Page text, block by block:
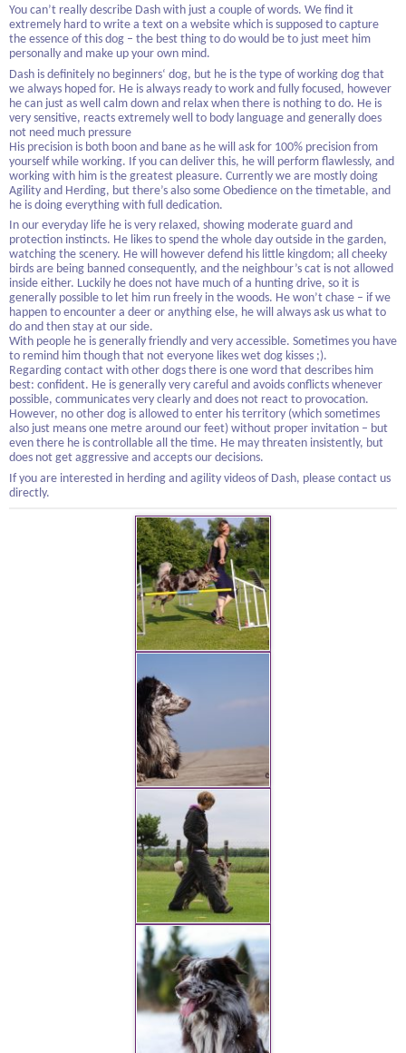
You can’t really describe Dash with just a couple of words. We find it
extremely hard to write a text on a website which is supposed to capture
the essence of this dog – the best thing to do would be to just meet him
personally and make up your own mind.
Dash is definitely no beginners‘ dog, but he is the type of working dog that
we always hoped for. He is always ready to work and fully focused, however
he can just as well calm down and relax when there is nothing to do. He is
very sensitive, reacts extremely well to body language and generally does
not need much pressure
His precision is both boon and bane as he will ask for 100% precision from
yourself while working. If you can deliver this, he will perform flawlessly, and
working with him is the greatest pleasure. Currently we are mostly doing
Agility and Herding, but there’s also some Obedience on the timetable, and
he is doing everything with full dedication.
In our everyday life he is very relaxed, showing moderate guard and
protection instincts. He likes to spend the whole day outside in the garden,
watching the scenery. He will however defend his little kingdom; all cheeky
birds are being banned consequently, and the neighbour’s cat is not allowed
inside either. Luckily he does not have much of a hunting drive, so it is
generally possible to let him run freely in the woods. He won’t chase – if we
happen to encounter a deer or anything else, he will always ask us what to
do and then stay at our side.
With people he is generally friendly and very accessible. Sometimes you have
to remind him though that not everyone likes wet dog kisses ;).
Regarding contact with other dogs there is one word that describes him
best: confident. He is generally very careful and avoids conflicts whenever
possible, communicates very clearly and does not react to provocation.
However, no other dog is allowed to enter his territory (which sometimes
also just means one metre around our feet) without proper invitation – but
even there he is controllable all the time. He may threaten insistently, but
does not get aggressive and accepts our decisions.
If you are interested in herding and agility videos of Dash, please contact us
directly.